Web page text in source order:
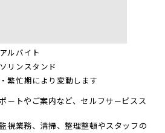
ルバイト
リンスタンド
繁忙期により変動します
－トやご案内など、セルフサ－ビスス
視業務、清掃、整理整頓やスタッフの